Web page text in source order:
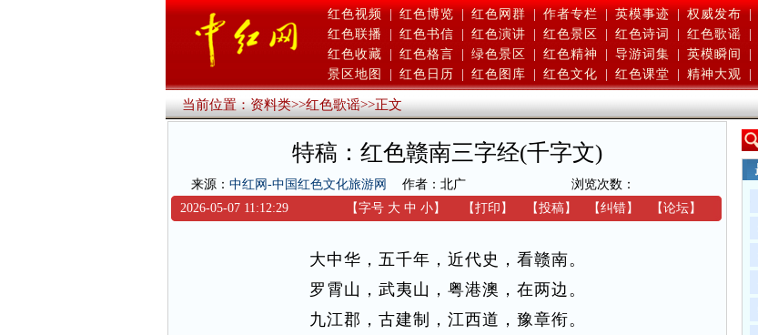
红色视频 | 红色博览 | 红色网群 | 作者专栏 | 英模事迹 | 权威发布 |
红色联播
红色书信 红色演讲 红色景区 红色诗词 红色歌谣
红色收藏
红色格言 绿色景区 红色精神 导游词集 英模瞬间
景区地图
红色日历 红色图库 红色文化 红色课堂 精神大观
当前位置：资料类>>红色歌谣>>正文
特稿：红色赣南三字经(千字文)
来源： 中红网-中国红色文化旅游网 作者：北广
浏览次数：
2026-05-07 11:12:29
【字号 大 中 小】 【打印 】 【投稿】 【纠错】 【论坛】
大中华，五千年，近代史，看赣南。
罗霄山，武夷山，粤港澳，在两边。
九江郡，古建制，江西道，豫章衔。